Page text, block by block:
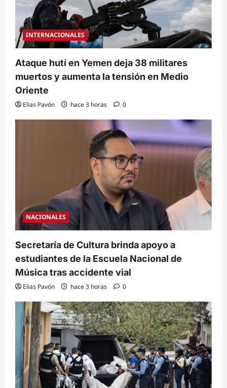
INTERNACIONALES
Ataque hutí en Yemen deja 38 militares
muertos y aumenta la tensión en Medio
Oriente
Elias Pavón hace 3 horas 0
NACIONALES
Secretaría de Cultura brinda apoyo a
estudiantes de la Escuela Nacional de
Música tras accidente vial
Elias Pavón hace 3 horas 0